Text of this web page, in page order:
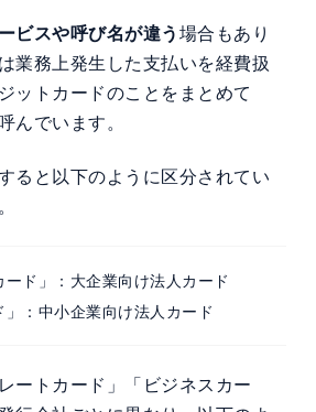
ビスや呼び名が違う 場合もあり
業務上発生した支払いを経費扱
ットカードのことをまとめて
んでいます。
ると以下のように区分されてい
ード」：大企業向け法人カード
」：中小企業向け法人カード
ートカード」「ビジネスカー